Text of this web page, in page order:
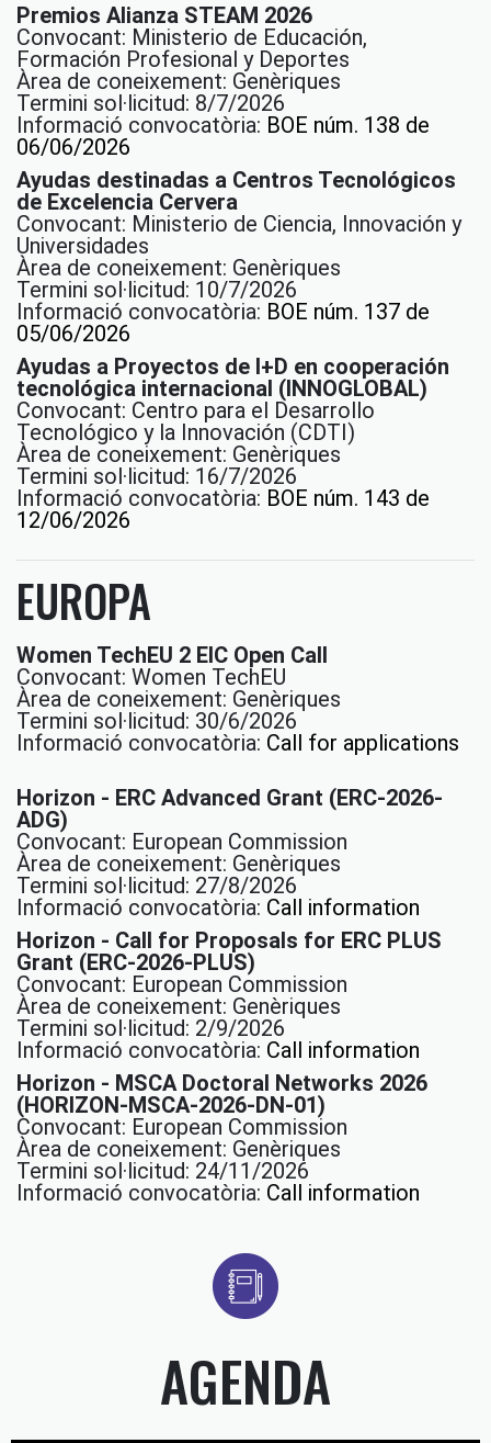
Premios Alianza STEAM 2026
Convocant: Ministerio de Educación,
Formación Profesional y Deportes
Àrea de coneixement: Genèriques
Termini sol·licitud: 8/7/2026
Informació convocatòria: BOE núm. 138 de
06/06/2026
Ayudas destinadas a Centros Tecnológicos
de Excelencia Cervera
Convocant: Ministerio de Ciencia, Innovación y
Universidades
Àrea de coneixement: Genèriques
Termini sol·licitud: 10/7/2026
Informació convocatòria: BOE núm. 137 de
05/06/2026
Ayudas a Proyectos de I+D en cooperación
tecnológica internacional (INNOGLOBAL)
Convocant: Centro para el Desarrollo
Tecnológico y la Innovación (CDTI)
Àrea de coneixement: Genèriques
Termini sol·licitud: 16/7/2026
Informació convocatòria: BOE núm. 143 de
12/06/2026
EUROPA
Women TechEU 2 EIC Open Call
Convocant: Women TechEU
Àrea de coneixement: Genèriques
Termini sol·licitud: 30/6/2026
Informació convocatòria: Call for applications
Horizon - ERC Advanced Grant (ERC-2026-
ADG)
Convocant: European Commission
Àrea de coneixement: Genèriques
Termini sol·licitud: 27/8/2026
Informació convocatòria: Call information
Horizon - Call for Proposals for ERC PLUS
Grant (ERC-2026-PLUS)
Convocant: European Commission
Àrea de coneixement: Genèriques
Termini sol·licitud: 2/9/2026
Informació convocatòria: Call information
Horizon - MSCA Doctoral Networks 2026
(HORIZON-MSCA-2026-DN-01)
Convocant: European Commission
Àrea de coneixement: Genèriques
Termini sol·licitud: 24/11/2026
Informació convocatòria: Call information
AGENDA